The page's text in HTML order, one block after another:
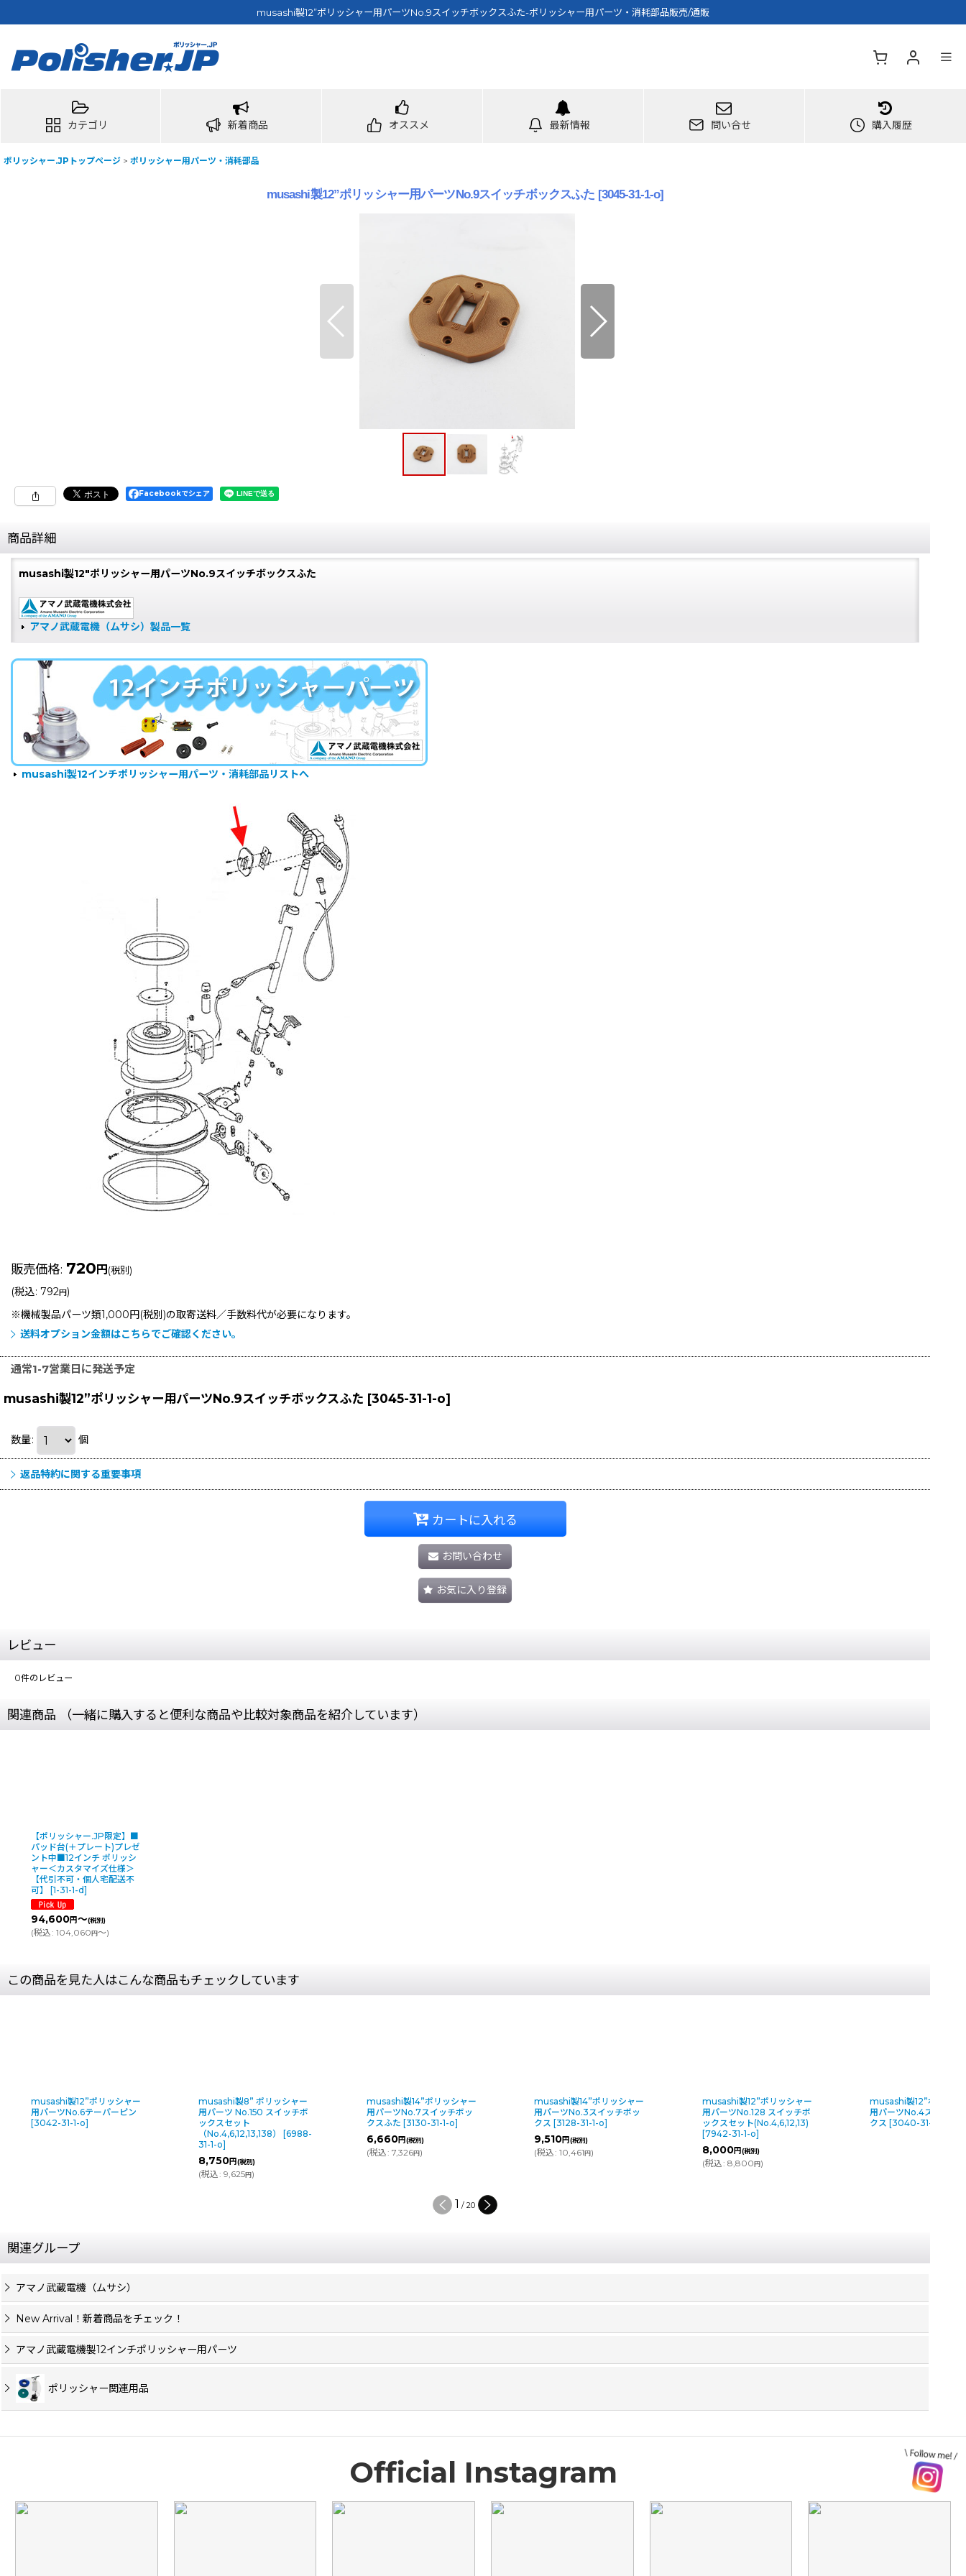
musashi製12”ポリッシャー用パーツNo.9スイッチボックスふた-ポリッシャー用パーツ・消耗部品販売/通販
カテゴリ 新着商品 オススメ 最新情報 問い合せ 購入履歴
ポリッシャー.JPトップページ > ポリッシャー用パーツ・消耗部品
musashi製12”ポリッシャー用パーツNo.9スイッチボックスふた [3045-31-1-o]
Facebookでシェア
商品詳細
musashi製12"ポリッシャー用パーツNo.9スイッチボックスふた
アマノ武蔵電機（ムサシ）製品一覧
musashi製12インチポリッシャー用パーツ・消耗部品リストへ
販売価格: 720 円 (税別)
(税込: 792円)
※機械製品パーツ類1,000円(税別)の取寄送料／手数料代が必要になります。
送料オプション金額はこちらでご確認ください。
通常1-7営業日に発送予定
musashi製12”ポリッシャー用パーツNo.9スイッチボックスふた [3045-31-1-o]
数量: 個
返品特約に関する重要事項
カートに入れる
お問い合わせ
お気に入り登録
レビュー
0件のレビュー
関連商品 （一緒に購入すると便利な商品や比較対象商品を紹介しています）
【ポリッシャー.JP限定】■
パッド台(＋プレート)プレゼ
ント中■12インチ ポリッシ
ャー＜カスタマイズ仕様＞
【代引不可・個人宅配送不
可】
[1-31-1-d]
94,600円～(税別)
(税込: 104,060円～)
この商品を見た人はこんな商品もチェックしています
musashi製12”ポリッシャー
用パーツNo.6テーパーピン
[3042-31-1-o]
musashi製8” ポリッシャー
用パーツ No.150 スイッチボ
ックスセット
（No.4,6,12,13,138）
[6988-
31-1-o]
8,750円(税別)
(税込: 9,625円)
musashi製14”ポリッシャー
用パーツNo.7スイッチボッ
クスふた [3130-31-1-o]
6,660円(税別)
(税込: 7,326円)
musashi製14”ポリッシャー
用パーツNo.3スイッチボッ
クス [3128-31-1-o]
9,510円(税別)
(税込: 10,461円)
musashi製12”ポリッシャー
用パーツNo.128 スイッチボ
ックスセット(No.4,6,12,13)
[7942-31-1-o]
8,000円(税別)
(税込: 8,800円)
musashi製12”ポリッシ
用パーツNo.4スイッチ
クス [3040-31-1-o
1 / 20
関連グループ
アマノ武蔵電機（ムサシ）
New Arrival！新着商品をチェック！
アマノ武蔵電機製12インチポリッシャー用パーツ
ポリッシャー関連用品
Official Instagram